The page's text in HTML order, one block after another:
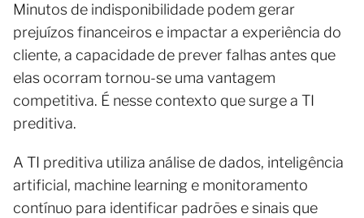
Minutos de indisponibilidade podem gerar
prejuízos financeiros e impactar a experiência do
cliente, a capacidade de prever falhas antes que
elas ocorram tornou-se uma vantagem
competitiva. É nesse contexto que surge a TI
preditiva.
A TI preditiva utiliza análise de dados, inteligência
artificial, machine learning e monitoramento
contínuo para identificar padrões e sinais que